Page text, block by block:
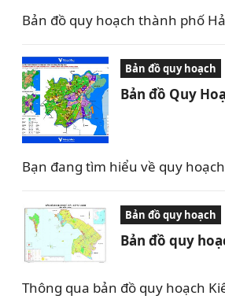
Bản đồ quy hoạch thành phố
Bản đồ quy hoạch
Bản đồ Quy
Bạn đang tìm hiểu về quy
Bản đồ quy hoạch
Bản đồ quy
Thông qua bản đồ quy hoạch